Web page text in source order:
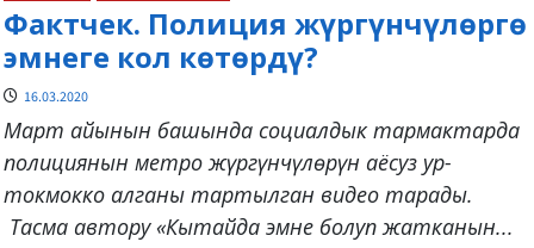
Фактчек. Полиция жүргүнчүлөргө
эмнеге кол көтөрдү?
16.03.2020
Март айынын башында социалдык тармактарда
полициянын метро жүргүнчүлөрүн аёсуз ур-
токмокко алганы тартылган видео тарады.
Тасма автору «Кытайда эмне болуп жатканын...